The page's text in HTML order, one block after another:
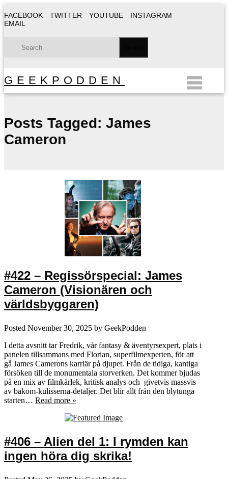
FACEBOOK TWITTER YOUTUBE
INSTAGRAM
EMAIL
GEEKPODDEN
Posts Tagged: James
Cameron
#422 – Regissörspecial: James
Cameron (Visionären och
världsbyggaren)
Posted November 30, 2025 by GeekPodden
I detta avsnitt tar Fredrik, vår fantasy & äventyrsexpert, plats i
panelen tillsammans med Florian, superfilmexperten, för att
gå James Camerons karriär på djupet. Från de tidiga, kantiga
försöken till de monumentala storverken. Det kommer bjudas
på en mix av filmkärlek, kritisk analys och givetvis massvis
av bakom-kulisserna-detaljer. Det blir allt från den blytunga
starten… Read more »
#406 – Alien del 1: I rymden kan
ingen höra dig skrika!